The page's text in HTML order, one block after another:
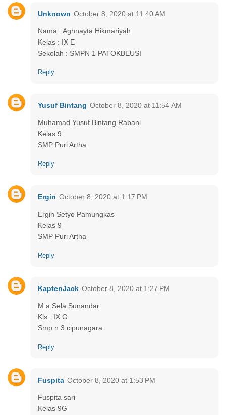
Unknown October 8, 2020 at 11:40 AM
Nama : Aghnayta Hikmariyah
Kelas : IX E
Sekolah : SMPN 1 PATOKBEUSI
Reply
Yusuf Bintang October 8, 2020 at 11:54 AM
Muhamad Yusuf Bintang Rabani
Kelas 9
SMP Puri Artha
Reply
Ergin October 8, 2020 at 1:17 PM
Ergin Setyo Pamungkas
Kelas 9
SMP Puri Artha
Reply
KaptenJack October 8, 2020 at 1:27 PM
M.a Sela Sunandar
Kls : IX G
Smp n 3 cipunagara
Reply
Fuspita October 8, 2020 at 1:53 PM
Fuspita sari
Kelas 9G